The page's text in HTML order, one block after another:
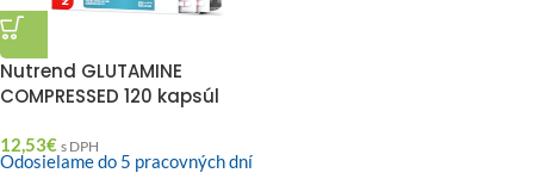
Nutrend GLUTAMINE
COMPRESSED 120 kapsúl
12,53€ s DPH
Odosielame do 5 pracovných dní